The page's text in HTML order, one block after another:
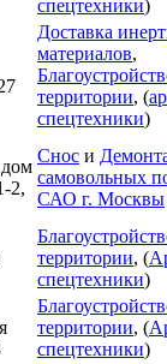
спецтехники)
Доставка
материалов,
территории, (
спецтехники)
2,
Снос и
самовольных
САО г. Москвы
территории, (
спецтехники)
территории, (
спецтехники)